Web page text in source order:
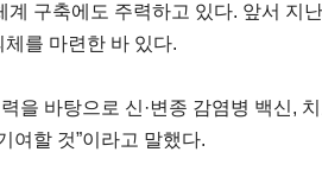
구축에도 주력하고 있다. 앞서 지
를 마련한 바 있다.
을 바탕으로 신·변종 감염병 백신,
여할 것”이라고 말했다.